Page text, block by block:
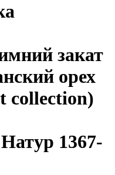
закат
орех
collection)
1367-